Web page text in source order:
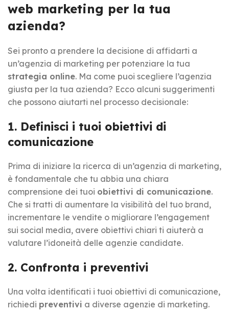
web marketing per la tua
azienda?
Sei pronto a prendere la decisione di affidarti a
un’agenzia di marketing per potenziare la tua
strategia online. Ma come puoi scegliere l’agenzia
giusta per la tua azienda? Ecco alcuni suggerimenti
che possono aiutarti nel processo decisionale:
1. Definisci i tuoi obiettivi di
comunicazione
Prima di iniziare la ricerca di un’agenzia di marketing,
è fondamentale che tu abbia una chiara
comprensione dei tuoi obiettivi di comunicazione.
Che si tratti di aumentare la visibilità del tuo brand,
incrementare le vendite o migliorare l’engagement
sui social media, avere obiettivi chiari ti aiuterà a
valutare l’idoneità delle agenzie candidate.
2. Confronta i preventivi
Una volta identificati i tuoi obiettivi di comunicazione,
richiedi preventivi a diverse agenzie di marketing.